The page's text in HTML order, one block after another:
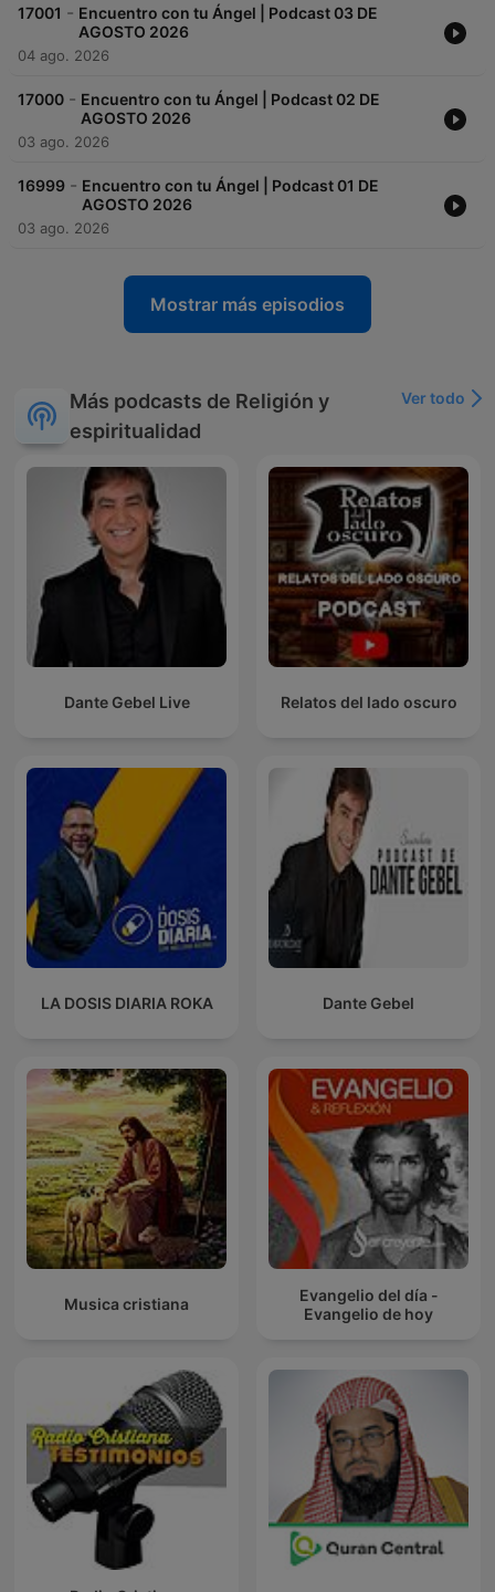
17001 - Encuentro con tu Ángel | Podcast 03 DE
AGOSTO 2026
04 ago. 2026
17000 - Encuentro con tu Ángel | Podcast 02 DE
AGOSTO 2026
03 ago. 2026
16999 - Encuentro con tu Ángel | Podcast 01 DE
AGOSTO 2026
03 ago. 2026
Mostrar más episodios
Más podcasts de Religión y
espiritualidad
Ver todo
Dante Gebel Live Relatos del lado oscuro
LA DOSIS DIARIA ROKA Dante Gebel
Musica cristiana
Evangelio del día -
Evangelio de hoy